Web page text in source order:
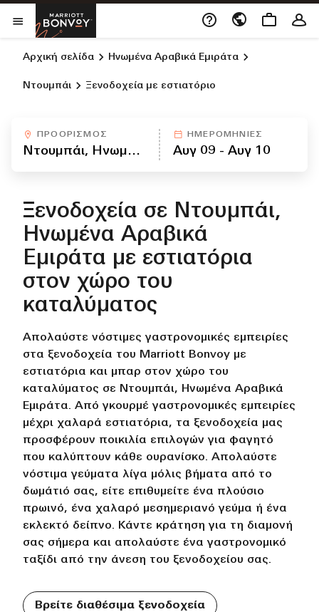
Skip to Content
Άνοιγμα Μενού
Marriott BonvoyΑνοίγει νέο παράθυρο
Αρχική σελίδα Ηνωμένα Αραβικά Εμιράτα
Ντουμπάι Ξενοδοχεία με εστιατόριο
ΠΡΟΟΡΙΣΜΌΣ ΗΜΕΡΟΜΗΝΊΕΣ
Ξενοδοχεία σε Ντουμπάι,
Ηνωμένα Αραβικά
Εμιράτα με εστιατόρια
στον χώρο του
καταλύματος
Απολαύστε νόστιμες γαστρονομικές εμπειρίες
στα ξενοδοχεία του Marriott Bonvoy με
εστιατόρια και μπαρ στον χώρο του
καταλύματος σε Ντουμπάι, Ηνωμένα Αραβικά
Εμιράτα. Από γκουρμέ γαστρονομικές εμπειρίες
μέχρι χαλαρά εστιατόρια, τα ξενοδοχεία μας
προσφέρουν ποικιλία επιλογών για φαγητό
που καλύπτουν κάθε ουρανίσκο. Απολαύστε
νόστιμα γεύματα λίγα μόλις βήματα από το
δωμάτιό σας, είτε επιθυμείτε ένα πλούσιο
πρωινό, ένα χαλαρό μεσημεριανό γεύμα ή ένα
εκλεκτό δείπνο. Κάντε κράτηση για τη διαμονή
σας σήμερα και απολαύστε ένα γαστρονομικό
ταξίδι από την άνεση του ξενοδοχείου σας.
Βρείτε διαθέσιμα ξενοδοχεία